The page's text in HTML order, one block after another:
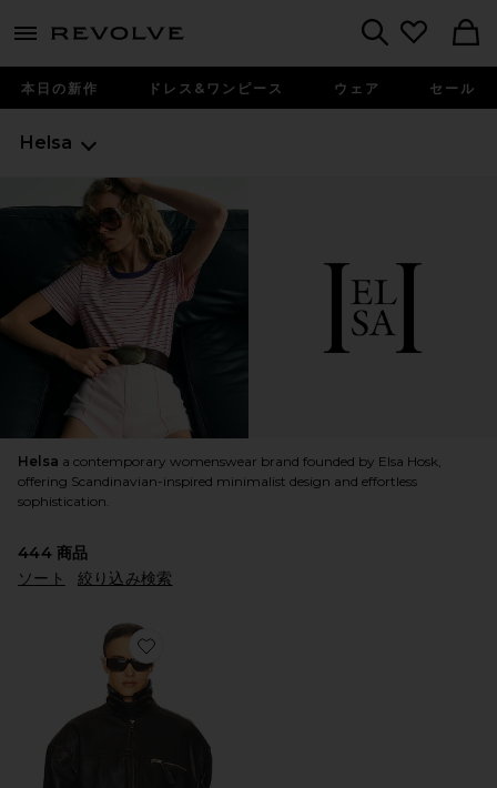
menu - shows more content
本日の新作 ドレス&ワンピース ウェア セール
Helsa
Helsa a contemporary womenswear brand founded by Elsa Hosk,
offering Scandinavian-inspired minimalist design and effortless
sophistication.
444商品
ソート
絞り込み検索
Favorite THE LEATHER OVERSIZED MOTO ジャケット